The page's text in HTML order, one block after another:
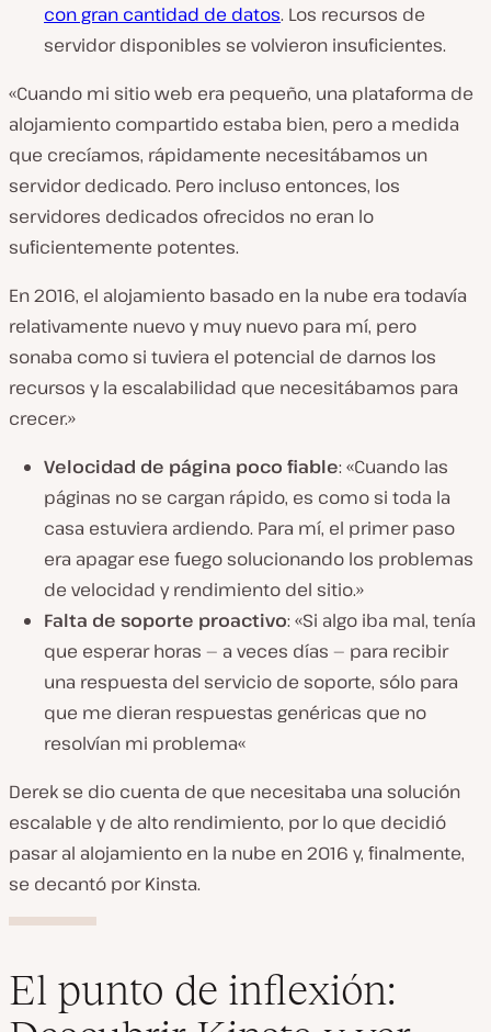
con gran cantidad de datos. Los recursos de
servidor disponibles se volvieron insuficientes.
«Cuando mi sitio web era pequeño, una plataforma de
alojamiento compartido estaba bien, pero a medida
que crecíamos, rápidamente necesitábamos un
servidor dedicado. Pero incluso entonces, los
servidores dedicados ofrecidos no eran lo
suficientemente potentes.
En 2016, el alojamiento basado en la nube era todavía
relativamente nuevo y muy nuevo para mí, pero
sonaba como si tuviera el potencial de darnos los
recursos y la escalabilidad que necesitábamos para
crecer.»
Velocidad de página poco fiable: «Cuando las
páginas no se cargan rápido, es como si toda la
casa estuviera ardiendo. Para mí, el primer paso
era apagar ese fuego solucionando los problemas
de velocidad y rendimiento del sitio.»
Falta de soporte proactivo: «Si algo iba mal, tenía
que esperar horas — a veces días — para recibir
una respuesta del servicio de soporte, sólo para
que me dieran respuestas genéricas que no
resolvían mi problema«
Derek se dio cuenta de que necesitaba una solución
escalable y de alto rendimiento, por lo que decidió
pasar al alojamiento en la nube en 2016 y, finalmente,
se decantó por Kinsta.
El punto de inflexión: